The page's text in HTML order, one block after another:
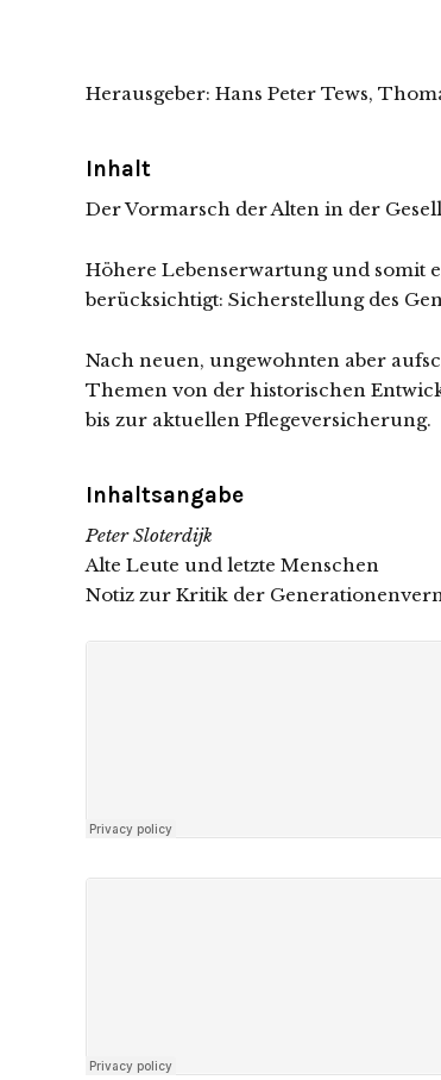
Herausgeber: Hans Peter Tews,
Inhalt
Der Vormarsch der Alten in der
Höhere Lebenserwartung und somit
berücksichtigt: Sicherstellung des
Nach neuen, ungewohnten aber
Themen von der historischen
bis zur aktuellen Pflegeversicherung.
Inhaltsangabe
Peter Sloterdijk
Alte Leute und letzte Menschen
Notiz zur Kritik der